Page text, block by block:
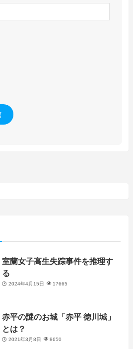
室蘭女子高生失踪事件を推理す
る
2024年4月15日 17665
赤平の謎のお城「赤平 徳川城」
とは？
2021年3月8日 8650